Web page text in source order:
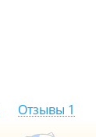
Отзывы 1